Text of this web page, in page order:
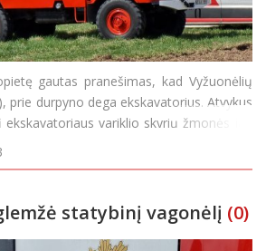
gautas pranešimas, kad Vyžuonėlių
prie durpyno dega ekskavatorius. Atvykus
variklio skyrių žmonės jau
statybinį vagonėlį (0)